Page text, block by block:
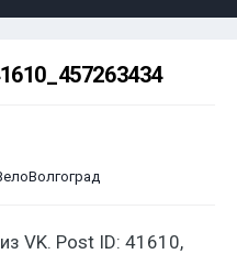
VK. Post ID: 41610,